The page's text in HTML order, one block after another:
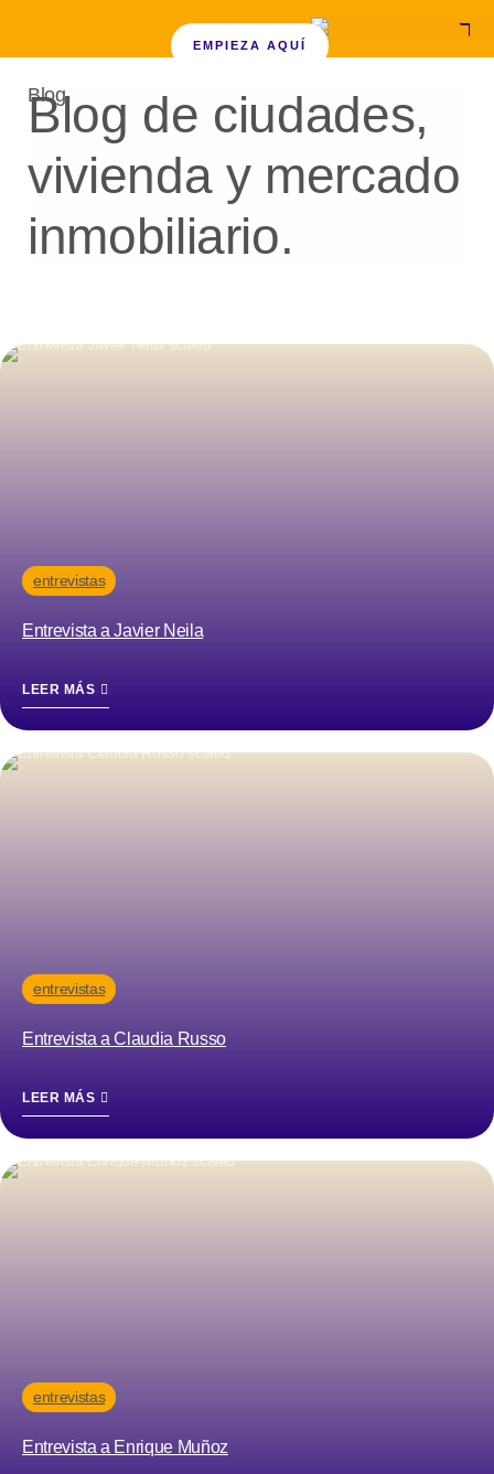
EMPIEZA AQUÍ
Blog
Blog de ciudades,
vivienda y mercado
inmobiliario.
entrevistas
Entrevista a Javier Neila
LEER MÁS
entrevistas
Entrevista a Claudia Russo
LEER MÁS
entrevistas
Entrevista a Enrique Muñoz